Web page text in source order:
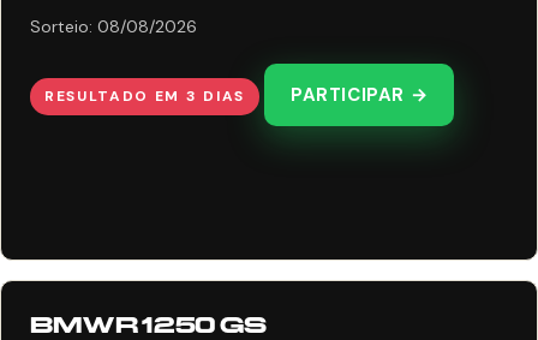
Sorteio: 08/08/2026
RESULTADO EM 3 DIAS PARTICIPAR →
BMW R 1250 GS